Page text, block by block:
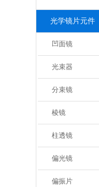
光学镜片元件
凹面镜
光束器
分束镜
棱镜
柱透镜
偏光镜
偏振片